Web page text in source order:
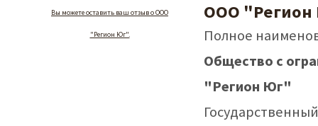
Вы можете оставить ваш отзыв о ООО
"Регион Юг".
ООО
Полное
Общество с
"Регион Юг"